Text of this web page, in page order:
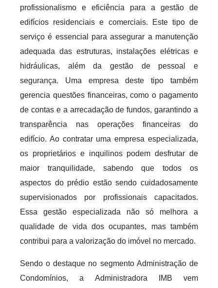
profissionalismo e eficiência para a gestão de
edifícios residenciais e comerciais. Este tipo de
serviço é essencial para assegurar a manutenção
adequada das estruturas, instalações elétricas e
hidráulicas, além da gestão de pessoal e
segurança. Uma empresa deste tipo também
gerencia questões financeiras, como o pagamento
de contas e a arrecadação de fundos, garantindo a
transparência nas operações financeiras do
edifício. Ao contratar uma empresa especializada,
os proprietários e inquilinos podem desfrutar de
maior tranquilidade, sabendo que todos os
aspectos do prédio estão sendo cuidadosamente
supervisionados por profissionais capacitados.
Essa gestão especializada não só melhora a
qualidade de vida dos ocupantes, mas também
contribui para a valorização do imóvel no mercado.
Sendo o destaque no segmento Administração de
Condomínios, a Administradora IMB vem